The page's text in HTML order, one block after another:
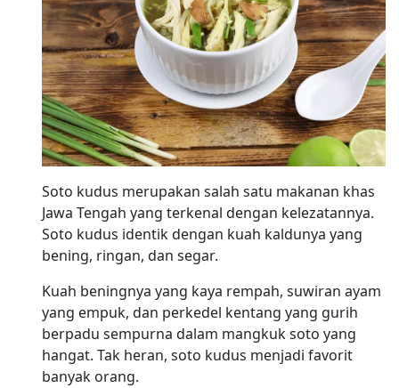
Soto kudus merupakan salah satu makanan khas
Jawa Tengah yang terkenal dengan kelezatannya.
Soto kudus identik dengan kuah kaldunya yang
bening, ringan, dan segar.
Kuah beningnya yang kaya rempah, suwiran ayam
yang empuk, dan perkedel kentang yang gurih
berpadu sempurna dalam mangkuk soto yang
hangat. Tak heran, soto kudus menjadi favorit
banyak orang.